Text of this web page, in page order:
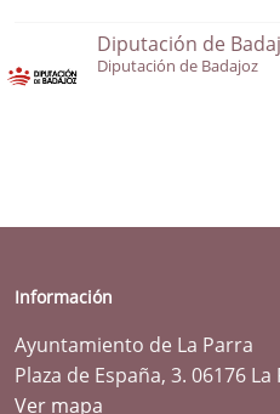
Diputación de
Diputación de Badajoz
Información
Ayuntamiento de La Parra
Plaza de España, 3. 06176
Ver mapa